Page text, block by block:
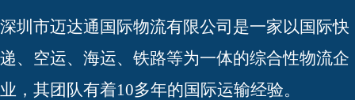
深圳市迈达通国际物流有限公司是一家以国际快
递、空运、海运、铁路等为一体的综合性物流企
业，其团队有着10多年的国际运输经验。